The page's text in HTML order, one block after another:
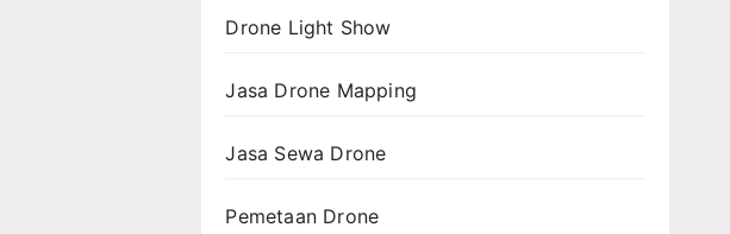
Drone Light Show
Jasa Drone Mapping
Jasa Sewa Drone
Pemetaan Drone